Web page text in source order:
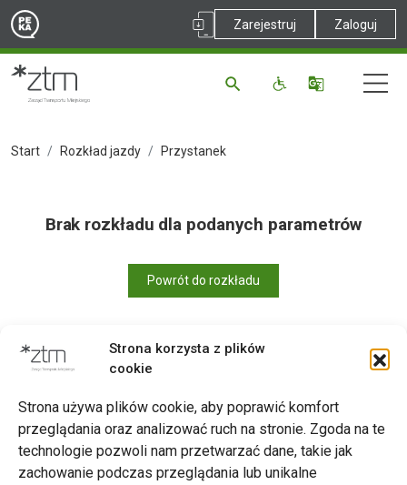
Strona korzysta z plików
cookie
Strona używa plików cookie, aby poprawić komfort
przeglądania oraz analizować ruch na stronie. Zgoda na te
technologie pozwoli nam przetwarzać dane, takie jak
zachowanie podczas przeglądania lub unikalne
Zarejestruj Zaloguj
Start Rozkład jazdy Przystanek
Brak rozkładu dla podanych parametrów
Powrót do rozkładu
Zarząd Transportu Miejskiego w Poznaniu